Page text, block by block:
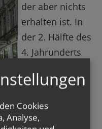
der aber nichts
erhalten ist. In
der 2. Hälfte des
4. Jahrunderts
Kirche auf dem
Römischen
Cookies
Analyse,